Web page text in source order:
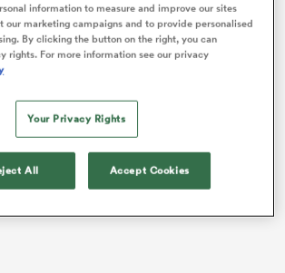
information to measure and improve our sites
our marketing campaigns and to provide personalised
By clicking the button on the right, you can
rights. For more information see our privacy
Your Privacy Rights
All Accept Cookies